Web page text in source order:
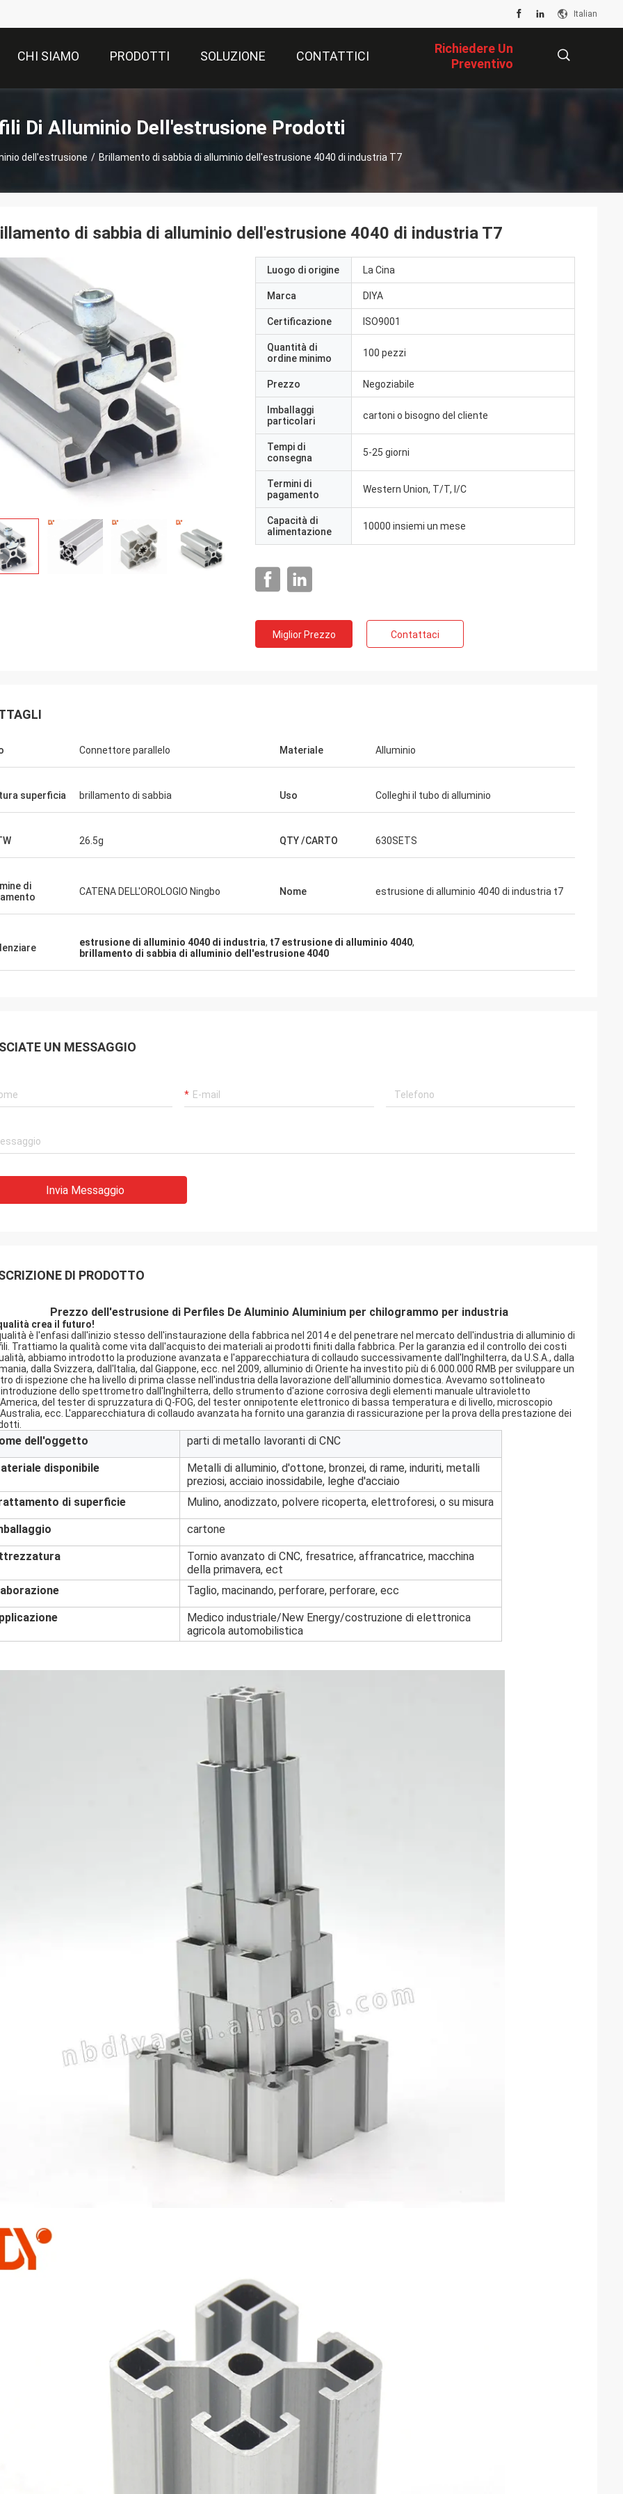
Italian
CHI SIAMO PRODOTTI SOLUZIONE CONTATTICI
Richiedere Un
Preventivo
Di Alluminio Dell'estrusione Prodotti
dell'estrusione / Brillamento di sabbia di alluminio dell'estrusione 4040 di industria T7
Telecomunicazioni di Huawei
e la tavola di lavoro. Ciò è la
di servizi veloce e calda.
di sabbia di alluminio dell'estrusione 4040 di industria T7
Luogo di origine La Cina
Marca DIYA
Certificazione ISO9001
Quantità di
ordine minimo
100 pezzi
Prezzo Negoziabile
Imballaggi
particolari
cartoni o bisogno del cliente
Tempi di
consegna
5-25 giorni
Termini di
pagamento
Western Union, T/T, l/C
Capacità di
alimentazione
10000 insiemi un mese
Miglior Prezzo Contattaci
Connettore parallelo Materiale Alluminio
superficia brillamento di sabbia Uso Colleghi il tubo di alluminio
26.5g QTY /CARTO 630SETS
di
CATENA DELL'OROLOGIO Ningbo Nome estrusione di alluminio 4040 di industria t7
estrusione di alluminio 4040 di industria, t7 estrusione di alluminio 4040,
brillamento di sabbia di alluminio dell'estrusione 4040
UN MESSAGGIO
Invia Messaggio
DI PRODOTTO
Prezzo dell'estrusione di Perfiles De Aluminio Aluminium per chilogrammo per industria
crea il futuro!
è l'enfasi dall'inizio stesso dell'instaurazione della fabbrica nel 2014 e del penetrare nel mercato dell'industria di alluminio di
Trattiamo la qualità come vita dall'acquisto dei materiali ai prodotti finiti dalla fabbrica. Per la garanzia ed il controllo dei costi
abbiamo introdotto la produzione avanzata e l'apparecchiatura di collaudo successivamente dall'Inghilterra, da U.S.A., dalla
dalla Svizzera, dall'Italia, dal Giappone, ecc. nel 2009, alluminio di Oriente ha investito più di 6.000.000 RMB per sviluppare un
di ispezione che ha livello di prima classe nell'industria della lavorazione dell'alluminio domestica. Avevamo sottolineato
dello spettrometro dall'Inghilterra, dello strumento d'azione corrosiva degli elementi manuale ultravioletto
del tester di spruzzatura di Q-FOG, del tester onnipotente elettronico di bassa temperatura e di livello, microscopio
ecc. L'apparecchiatura di collaudo avanzata ha fornito una garanzia di rassicurazione per la prova della prestazione dei
dell'oggetto parti di metallo lavoranti di CNC
disponibile
Metalli di alluminio, d'ottone, bronzei, di rame, induriti, metalli
preziosi, acciaio inossidabile, leghe d'acciaio
di superficie
Mulino, anodizzato, polvere ricoperta, elettroforesi, o su misura
cartone
Tornio avanzato di CNC, fresatrice, affrancatrice, macchina
della primavera, ect
Taglio, macinando, perforare, perforare, ecc
Medico industriale/New Energy/costruzione di elettronica
agricola automobilistica